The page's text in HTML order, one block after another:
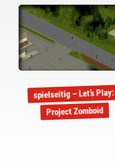
spielseitig – Let’s Play:
Project Zomboid